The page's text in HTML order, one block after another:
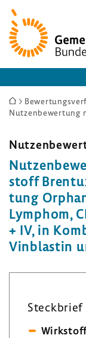
Zur
Startseite
Sie
sind
Nutzenbewertung
stoff
tung
Lymphom,
+ IV, in
Vinblastin
Steck­brief